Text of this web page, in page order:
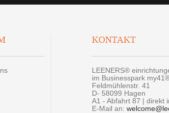
KONTAKT
LEENERS®
im Businesspark
Feldmühlenstr. 41
D- 58099 Hagen
A1 - Abfahrt 87 | direkt
E-Mail an: welcome@